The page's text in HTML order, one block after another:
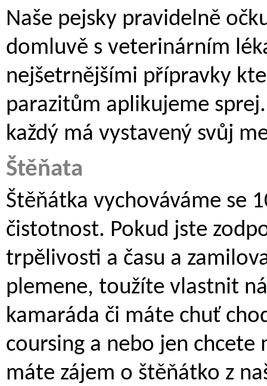
Naše pejsky pravidelně
domluvě s veterinárním
nejšetrnějšími přípravky
parazitům aplikujeme
každý má vystavený svůj
Štěňata
Štěňátka vychováváme se
čistotnost. Pokud jste
trpělivosti a času a
plemene, toužíte vlastnit
kamaráda či máte chuť
coursing a nebo jen chcete
máte zájem o štěňátko z